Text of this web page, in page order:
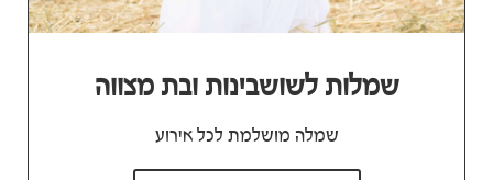
שמלות לשושבינות ובת מצווה
שמלה מושלמת לכל אירוע